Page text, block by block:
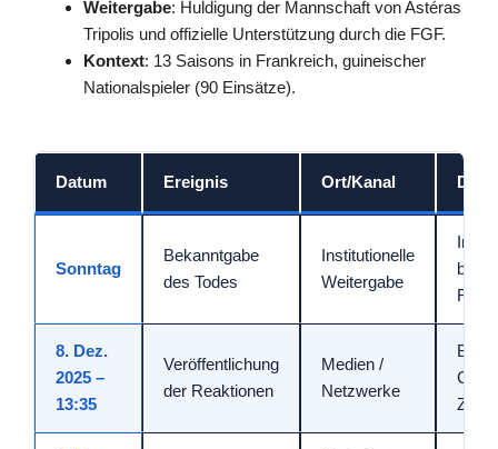
Weitergabe: Huldigung der Mannschaft von Astéras
Tripolis und offizielle Unterstützung durch die FGF.
Kontext: 13 Saisons in Frankreich, guineischer
Nationalspieler (90 Einsätze).
Datum Ereignis Ort/Kanal
Sonntag
Bekanntgabe
des Todes
Institutionelle
Weitergabe
FGF
8. Dez.
2025 –
13:35
Veröffentlichung
der Reaktionen
Medien /
Netzwerke